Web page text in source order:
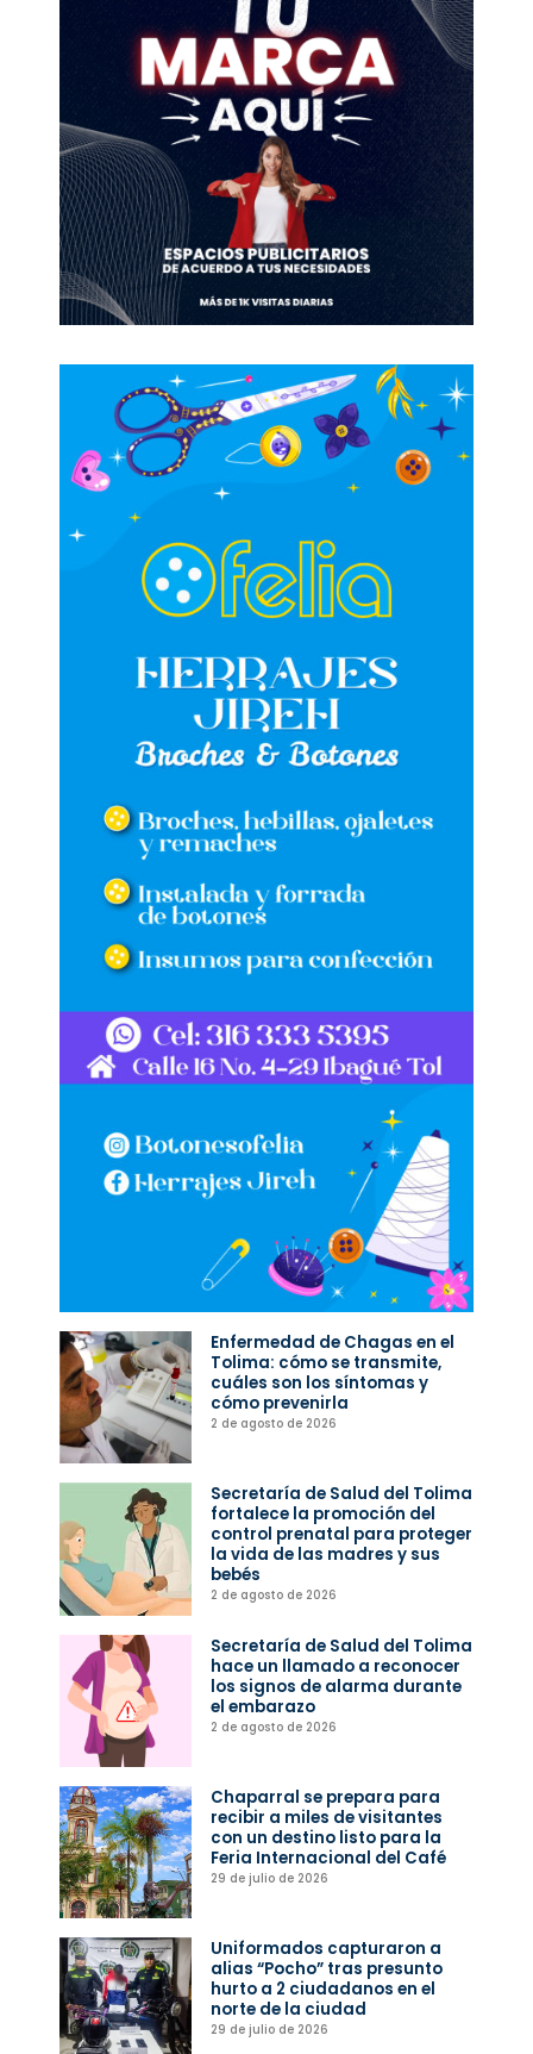
Enfermedad de Chagas en el
Tolima: cómo se transmite,
cuáles son los síntomas y
cómo prevenirla
2 de agosto de 2026
Secretaría de Salud del Tolima
fortalece la promoción del
control prenatal para proteger
la vida de las madres y sus
bebés
2 de agosto de 2026
Secretaría de Salud del Tolima
hace un llamado a reconocer
los signos de alarma durante
el embarazo
2 de agosto de 2026
Chaparral se prepara para
recibir a miles de visitantes
con un destino listo para la
Feria Internacional del Café
29 de julio de 2026
Uniformados capturaron a
alias “Pocho” tras presunto
hurto a 2 ciudadanos en el
norte de la ciudad
29 de julio de 2026